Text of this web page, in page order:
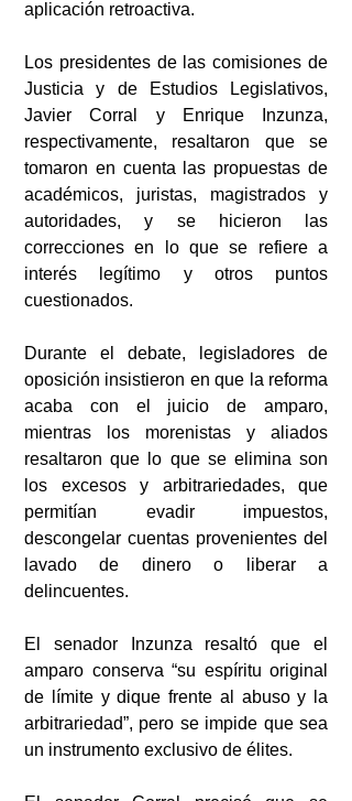
aplicación retroactiva.
Los presidentes de las comisiones de
Justicia y de Estudios Legislativos,
Javier Corral y Enrique Inzunza,
respectivamente, resaltaron que se
tomaron en cuenta las propuestas de
académicos, juristas, magistrados y
autoridades, y se hicieron las
correcciones en lo que se refiere a
interés legítimo y otros puntos
cuestionados.
Durante el debate, legisladores de
oposición insistieron en que la reforma
acaba con el juicio de amparo,
mientras los morenistas y aliados
resaltaron que lo que se elimina son
los excesos y arbitrariedades, que
permitían evadir impuestos,
descongelar cuentas provenientes del
lavado de dinero o liberar a
delincuentes.
El senador Inzunza resaltó que el
amparo conserva “su espíritu original
de límite y dique frente al abuso y la
arbitrariedad”, pero se impide que sea
un instrumento exclusivo de élites.